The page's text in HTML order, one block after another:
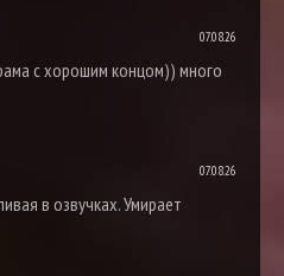
07.08.26
с хорошим концом)) много
07.08.26
в озвучках. Умирает